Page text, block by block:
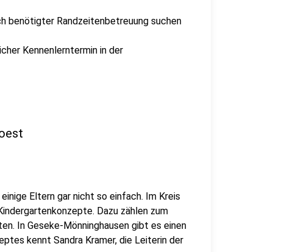
benötigter Randzeitenbetreuung suchen
Kennenlerntermin in der
Eltern gar nicht so einfach. Im Kreis
Dazu zählen zum
In Geseke-Mönninghausen gibt es einen
kennt Sandra Kramer, die Leiterin der